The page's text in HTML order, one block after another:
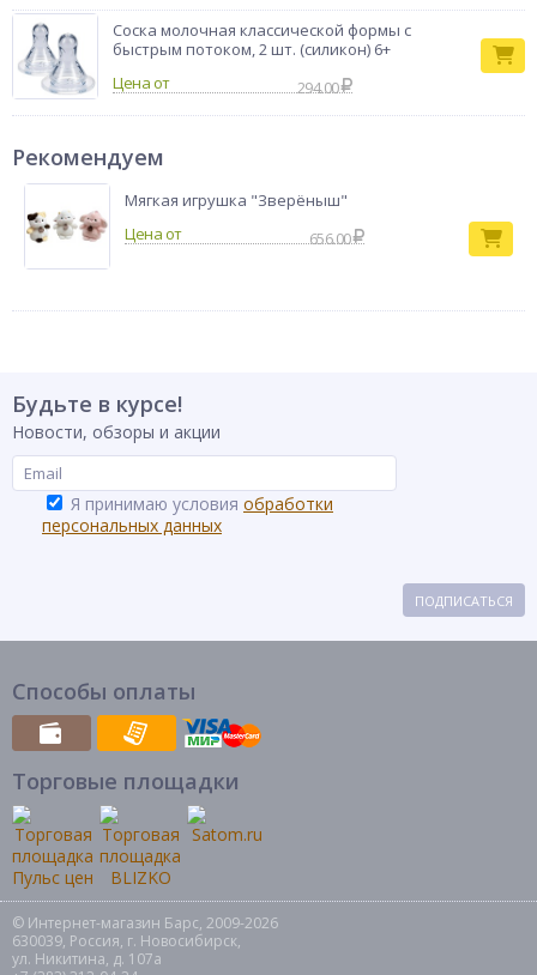
Соска молочная классической формы с
быстрым потоком, 2 шт. (силикон) 6+
Цена от
294.00
Рекомендуем
Мягкая игрушка "Зверёныш"
656.00
Будьте в курсе!
Новости, обзоры и акции
Я принимаю условия обработки
персональных данных
ПОДПИСАТЬСЯ
Способы оплаты
Торговые площадки
© Интернет-магазин Барс, 2009-2026
630039, Россия, г. Новосибирск,
ул. Никитина, д. 107а